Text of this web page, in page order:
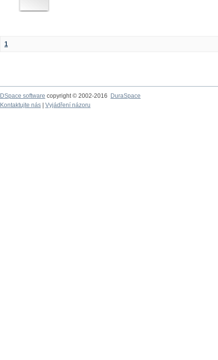
1
DSpace software copyright © 2002-2016
DuraSpace
Kontaktujte nás
Vyjádření názoru